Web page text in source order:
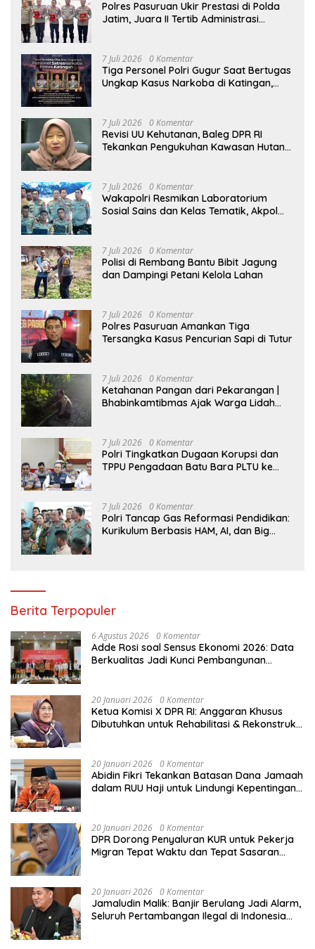
Polres Pasuruan Ukir Prestasi di Polda
Jatim, Juara II Tertib Administrasi
7 Juli 2026 0 Komentar
Tiga Personel Polri Gugur Saat Bertugas
Ungkap Kasus Narkoba di Katingan,
7 Juli 2026 0 Komentar
Revisi UU Kehutanan, Baleg DPR RI
Tekankan Pengukuhan Kawasan Hutan
7 Juli 2026 0 Komentar
Wakapolri Resmikan Laboratorium
Sosial Sains dan Kelas Tematik, Akpol
7 Juli 2026 0 Komentar
Polisi di Rembang Bantu Bibit Jagung
dan Dampingi Petani Kelola Lahan
7 Juli 2026 0 Komentar
Polres Pasuruan Amankan Tiga
Tersangka Kasus Pencurian Sapi di Tutur
7 Juli 2026 0 Komentar
Ketahanan Pangan dari Pekarangan |
Bhabinkamtibmas Ajak Warga Lidah
7 Juli 2026 0 Komentar
Polri Tingkatkan Dugaan Korupsi dan
TPPU Pengadaan Batu Bara PLTU ke
7 Juli 2026 0 Komentar
Polri Tancap Gas Reformasi Pendidikan:
Kurikulum Berbasis HAM, AI, dan Big
Berita Terpopuler
6 Agustus 2026 0 Komentar
Adde Rosi soal Sensus Ekonomi 2026: Data
Berkualitas Jadi Kunci Pembangunan
20 Januari 2026 0 Komentar
Ketua Komisi X DPR RI: Anggaran Khusus
Dibutuhkan untuk Rehabilitasi & Rekonstruksi
20 Januari 2026 0 Komentar
Abidin Fikri Tekankan Batasan Dana Jamaah
dalam RUU Haji untuk Lindungi Kepentingan
20 Januari 2026 0 Komentar
DPR Dorong Penyaluran KUR untuk Pekerja
Migran Tepat Waktu dan Tepat Sasaran
20 Januari 2026 0 Komentar
Jamaludin Malik: Banjir Berulang Jadi Alarm,
Seluruh Pertambangan Ilegal di Indonesia